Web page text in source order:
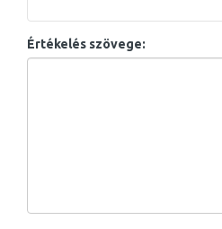
Értékelés szövege: